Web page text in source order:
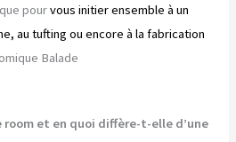
pourvous initier ensemble à un
au tufting ou encore à la fabrication
Balade
room et en quoi diffère-t-elle d’une